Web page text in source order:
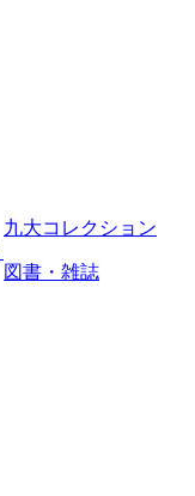
九大コレクション
図書・雑誌